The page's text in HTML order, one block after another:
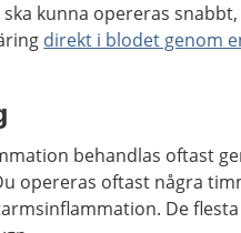
kunna opereras
direkt i blodet genom
behandlas oftast
opereras oftast några
De